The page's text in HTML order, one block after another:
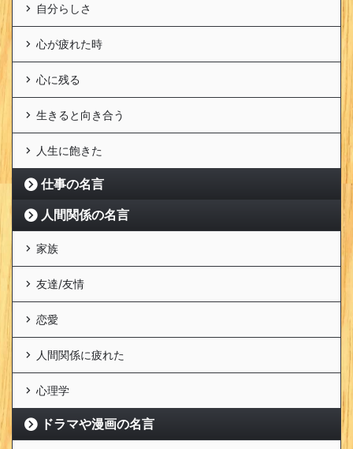
自分らしさ
心が疲れた時
心に残る
生きると向き合う
人生に飽きた
仕事の名言
人間関係の名言
家族
友達/友情
恋愛
人間関係に疲れた
心理学
ドラマや漫画の名言